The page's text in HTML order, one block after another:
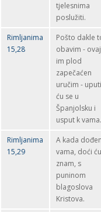
tjelesnima
poslužiti.
Rimljanima
15,28
Pošto dakle
obavim - ovaj
im plod
zapečaćen
uručim -
ću se u
Španjolsku i
usput k
Rimljanima
15,29
A kada
vama, doći
znam, s
puninom
blagoslova
Kristova.